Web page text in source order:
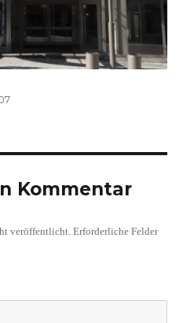
Kommentar
veröffentlicht. Erforderliche Felder